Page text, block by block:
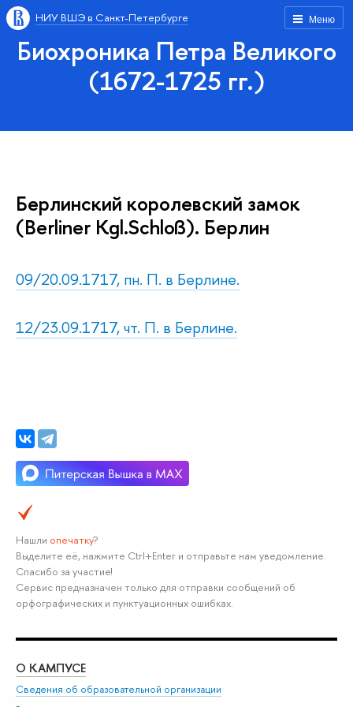
Меню
НИУ ВШЭ в Санкт-Петербурге
Биохроника Петра Великого
(1672-1725 гг.)
Берлинский королевский замок
(Berliner Kgl.Schloß). Берлин
09/20.09.1717, пн. П. в Берлине.
12/23.09.1717, чт. П. в Берлине.
Нашли опечатку?
Выделите её, нажмите Ctrl+Enter и отправьте нам уведомление.
Спасибо за участие!
Сервис предназначен только для отправки сообщений об
орфографических и пунктуационных ошибках.
О КАМПУСЕ
Сведения об образовательной организации